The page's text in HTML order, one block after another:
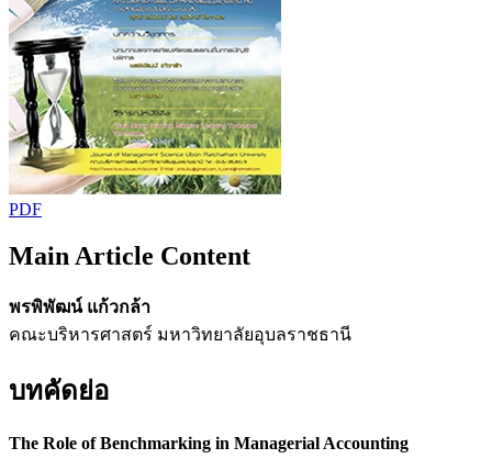
PDF
Main Article Content
พรพิพัฒน์ แก้วกล้า
คณะบริหารศาสตร์ มหาวิทยาลัยอุบลราชธานี
บทคัดย่อ
The Role of Benchmarking in Managerial Accounting